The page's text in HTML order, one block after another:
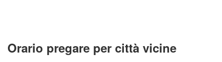
Orario pregare per città vicine